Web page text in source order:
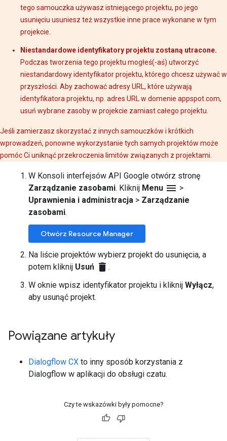
tego samouczka używasz istniejącego projektu, po jego
usunięciu usuniesz też wszystkie inne prace wykonane w tym
projekcie.
Niestandardowe identyfikatory projektu zostaną utracone.
Podczas tworzenia tego projektu mogłeś(-aś) utworzyć
niestandardowy identyfikator projektu, którego chcesz używać w
przyszłości. Aby zachować adresy URL, które używają
identyfikatora projektu, np. adres URL w domenie appspot.com,
usuń wybrane zasoby w projekcie zamiast całego projektu.
Jeśli zamierzasz skorzystać z innych samouczków i krótkich
wprowadzeń, ponowne wykorzystanie tych samych projektów może
pomóc Ci uniknąć przekroczenia Iimitów związanych z projektami.
W Konsoli interfejsów API Google otwórz stronę
Zarządzanie zasobami. Kliknij Menu menu >
Uprawnienia i administracja > Zarządzanie
zasobami.
Otwórz Resource Manager
Na liście projektów wybierz projekt do usunięcia, a
potem kliknij Usuń delete .
W oknie wpisz identyfikator projektu i kliknij Wyłącz,
aby usunąć projekt.
Powiązane artykuły
Dialogflow CX to inny sposób korzystania z
Dialogflow w aplikacji do obsługi czatu.
Czy te wskazówki były pomocne?